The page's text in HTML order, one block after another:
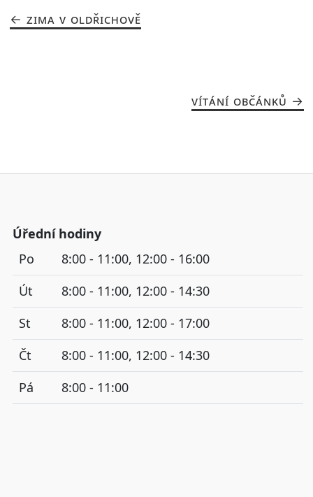
ZIMA V OLDŘICHOVĚ
VÍTÁNÍ OBČÁNKŮ
Úřední hodiny
Po
8:00 - 11:00, 12:00 - 16:00
Út
8:00 - 11:00, 12:00 - 14:30
St
8:00 - 11:00, 12:00 - 17:00
Čt
8:00 - 11:00, 12:00 - 14:30
Pá
8:00 - 11:00